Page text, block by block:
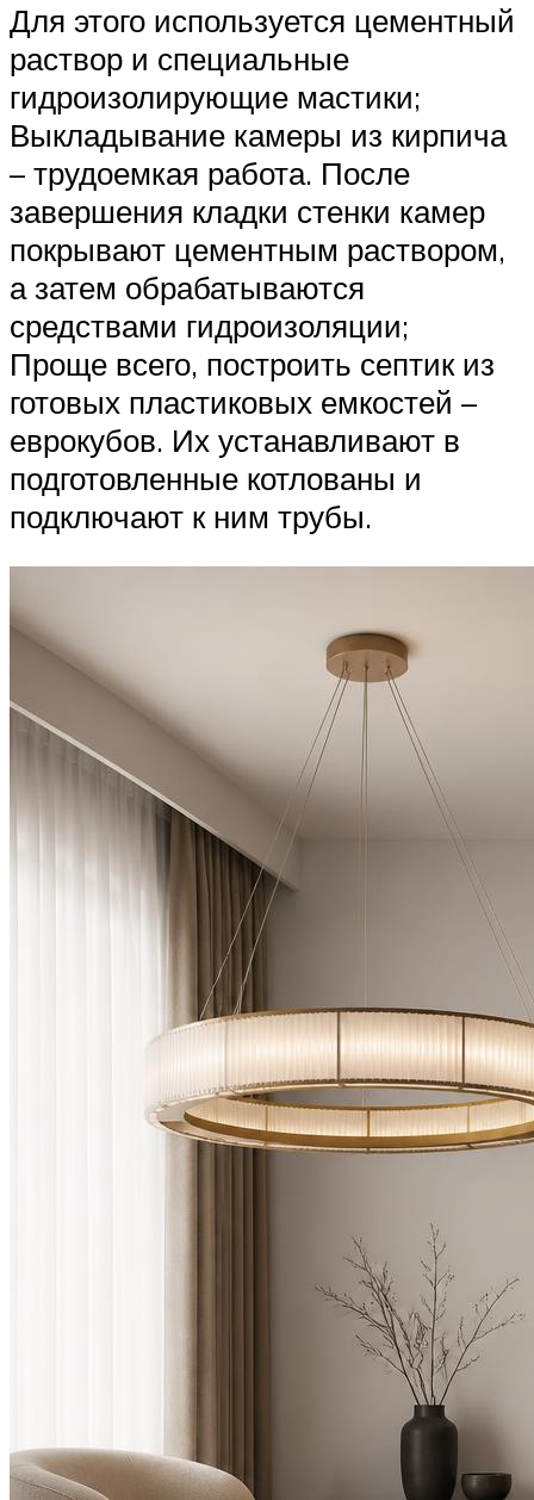
Для этого используется цементный
раствор и специальные
гидроизолирующие мастики;
Выкладывание камеры из кирпича
– трудоемкая работа. После
завершения кладки стенки камер
покрывают цементным раствором,
а затем обрабатываются
средствами гидроизоляции;
Проще всего, построить септик из
готовых пластиковых емкостей –
еврокубов. Их устанавливают в
подготовленные котлованы и
подключают к ним трубы.